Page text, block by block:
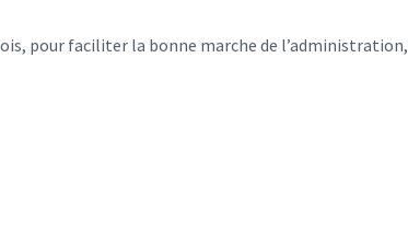
pour faciliter la bonne marche de l’administration,